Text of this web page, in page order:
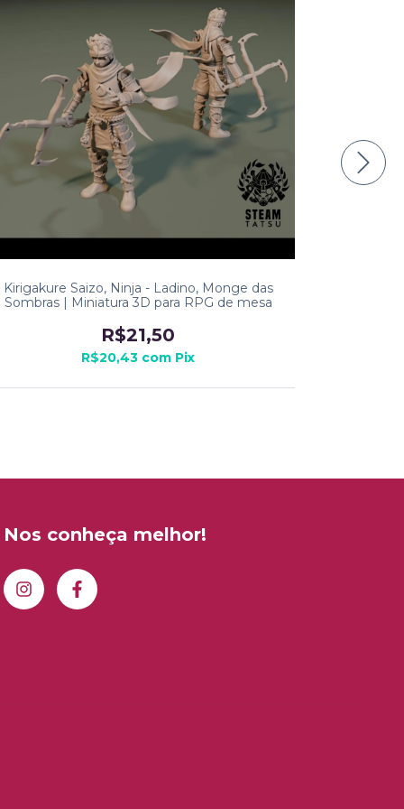
Kirigakure Saizo, Ninja - Ladino, Monge das
Sombras | Miniatura 3D para RPG de mesa
R$21,50
R$20,43 com Pix
Nos conheça melhor!